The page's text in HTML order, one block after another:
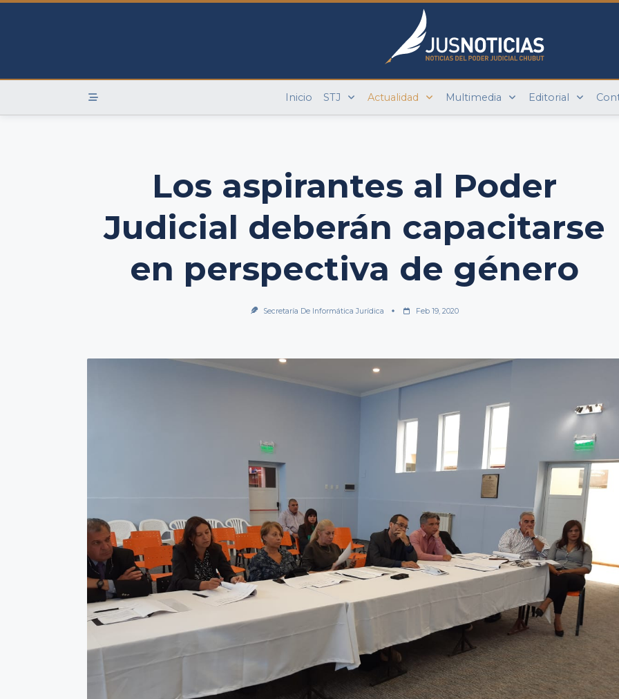
Skip
Inicio STJ Actualidad Multimedia Editorial
Los aspirantes al Poder
Judicial deberán capacitarse
en perspectiva de género
Secretaría De Informática Jurídica Feb 19, 2020